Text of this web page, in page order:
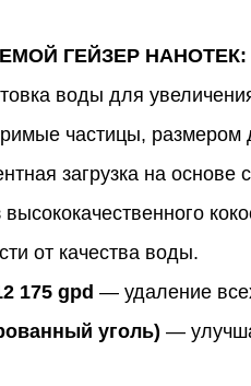
ГЕЙЗЕР НАНОТЕК:
воды для
частицы, размером
загрузка на
от качества воды.
175 gpd — удаление
уголь) —